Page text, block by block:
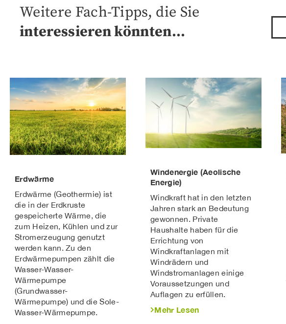
Weitere Fach-Tipps, die Sie
interessieren könnten…
Erdwärme
Erdwärme (Geothermie) ist
die in der Erdkruste
gespeicherte Wärme, die
zum Heizen, Kühlen und zur
Stromerzeugung genutzt
werden kann. Zu den
Erdwärmepumpen zählt die
Wasser-Wasser-
Wärmepumpe
(Grundwasser-
Wärmepumpe) und die Sole-
Wasser-Wärmepumpe.
Windenergie (Aeolische
Energie)
Windkraft hat in den letzten
Jahren stark an Bedeutung
gewonnen. Private
Haushalte haben für die
Errichtung von
Windkraftanlagen mit
Windrädern und
Windstromanlagen einige
Voraussetzungen und
Auflagen zu erfüllen.
Mehr Lesen